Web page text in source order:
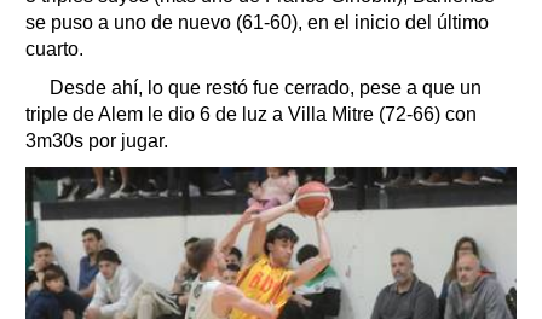
se puso a uno de nuevo (61-60), en el inicio del último
cuarto.
Desde ahí, lo que restó fue cerrado, pese a que un
triple de Alem le dio 6 de luz a Villa Mitre (72-66) con
3m30s por jugar.